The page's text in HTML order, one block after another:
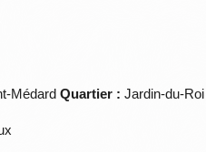
MédardQuartier : Jardin-du-Roi